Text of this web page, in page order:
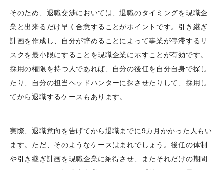
そのため、退職交渉においては、退職のタイミングを現職企
業と出来るだけ早く合意することがポイントです。引き継ぎ
計画を作成し、自分が辞めることによって事業が停滞するリ
スクを最小限にすることを現職企業に示すことが有効です。
採用の権限を持つ人であれば、自分の後任を自分自身で探し
たり、自分の担当ヘッドハンターに探させたりして、採用し
てから退職するケースもあります。
実際、退職意向を告げてから退職までに9カ月かかった人もい
ます。ただ、そのようなケースはまれでしょう。後任の体制
や引き継ぎ計画を現職企業に納得させ、またそれだけの期間